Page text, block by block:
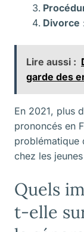
Divorce
Lire aussi :
garde des
En 2021, plus
prononcés en
problématique
chez les
Quels
t-elle